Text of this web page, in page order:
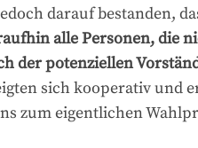
darauf bestanden,
alle Personen, die
der potenziellen
sich kooperativ und
zum eigentlichen